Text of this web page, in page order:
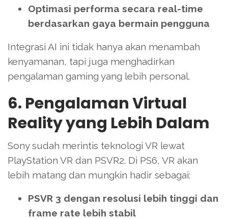
Optimasi performa secara real-time
berdasarkan gaya bermain pengguna
Integrasi AI ini tidak hanya akan menambah
kenyamanan, tapi juga menghadirkan
pengalaman gaming yang lebih personal.
6. Pengalaman Virtual
Reality yang Lebih Dalam
Sony sudah merintis teknologi VR lewat
PlayStation VR dan PSVR2. Di PS6, VR akan
lebih matang dan mungkin hadir sebagai:
PSVR 3 dengan resolusi lebih tinggi dan
frame rate lebih stabil